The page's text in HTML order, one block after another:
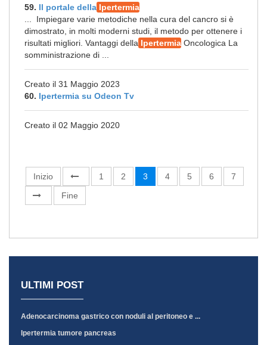
59. Il portale della Ipertermia
... Impiegare varie metodiche nella cura del cancro si è
dimostrato, in molti moderni studi, il metodo per ottenere i
risultati migliori. Vantaggi della Ipertermia Oncologica La
somministrazione di ...
Creato il 31 Maggio 2023
60. Ipertermia su Odeon Tv
Creato il 02 Maggio 2020
Inizio 1 2 3 4 5 6
7
Fine
ULTIMI POST
Adenocarcinoma gastrico con noduli al peritoneo e ...
Ipertermia tumore pancreas